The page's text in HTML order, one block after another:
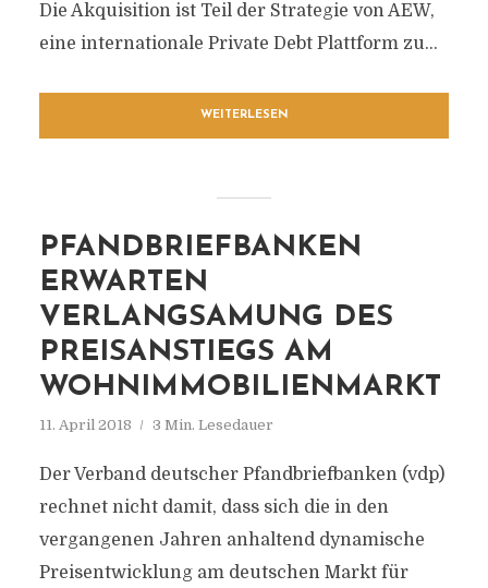
Die Akquisition ist Teil der Strategie von AEW,
eine internationale Private Debt Plattform zu...
WEITERLESEN
PFANDBRIEFBANKEN
ERWARTEN
VERLANGSAMUNG DES
PREISANSTIEGS AM
WOHNIMMOBILIENMARKT
11. April 2018 3 Min. Lesedauer
Der Verband deutscher Pfandbriefbanken (vdp)
rechnet nicht damit, dass sich die in den
vergangenen Jahren anhaltend dynamische
Preisentwicklung am deutschen Markt für